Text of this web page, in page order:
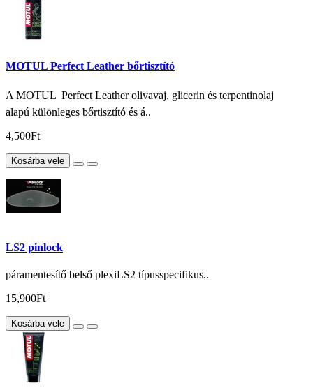
MOTUL Perfect Leather bőrtisztító
A MOTUL  Perfect Leather olivavaj, glicerin és terpentinolaj
alapú különleges bőrtisztító és á..
4,500Ft
Kosárba vele
LS2 pinlock
páramentesítő belső plexiLS2 típusspecifikus..
15,900Ft
Kosárba vele